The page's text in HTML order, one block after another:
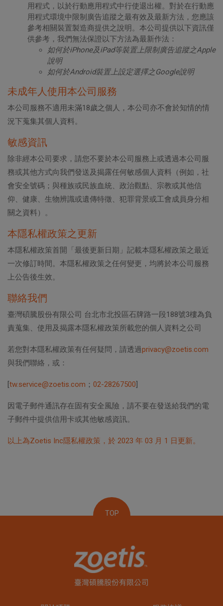
用程式，以於行動應用程式中行使退出權。對於在行動應
用程式環境中限制廣告追蹤之最有效及最新方法，您應該
參考相關裝置製造商提供之說明。本公司提供以下資訊僅
供參考，我們無法保證以下方法為最新作法：
如何於iPhone及iPad等裝置上限制廣告追蹤之Apple
說明
如何於Android裝置上設定選擇之Google說明
未成年人使用本公司服務
本公司服務不適用未滿18歲之個人，本公司亦不會於知情的情
況下蒐集其個人資料。
敏感資訊
除非經本公司要求，請您不要於本公司服務上或透過本公司服
務或其他方式向我們發送及揭露任何敏感個人資料（例如，社
會安全號碼；與種族或民族血統、政治觀點、宗教或其他信
仰、健康、生物辨識或遺傳特徵、犯罪背景或工會成員身分相
關之資料）。
本隱私權政策之更新
本隱私權政策首開「最後更新日期」記載本隱私權政策之最近
一次修訂時間。本隱私權政策之任何變更，均將於本公司服務
上公告後生效。
聯絡我們
臺灣碩騰股份有限公司 台北市北投區石牌路一段188號3樓為負
責蒐集、使用及揭露本隱私權政策所載您的個人資料之公司
若您對本隱私權政策有任何疑問，請透過privacy@zoetis.com
與我們聯絡，或：
[tw.service@zoetis.com ； 02-28267500]
因電子郵件通訊存在固有安全風險，請不要在發送給我們的電
子郵件中提供信用卡或其他敏感資訊。
以上為Zoetis Inc隱私權政策，於 2023 年 03 月 1 日更新。
TOP